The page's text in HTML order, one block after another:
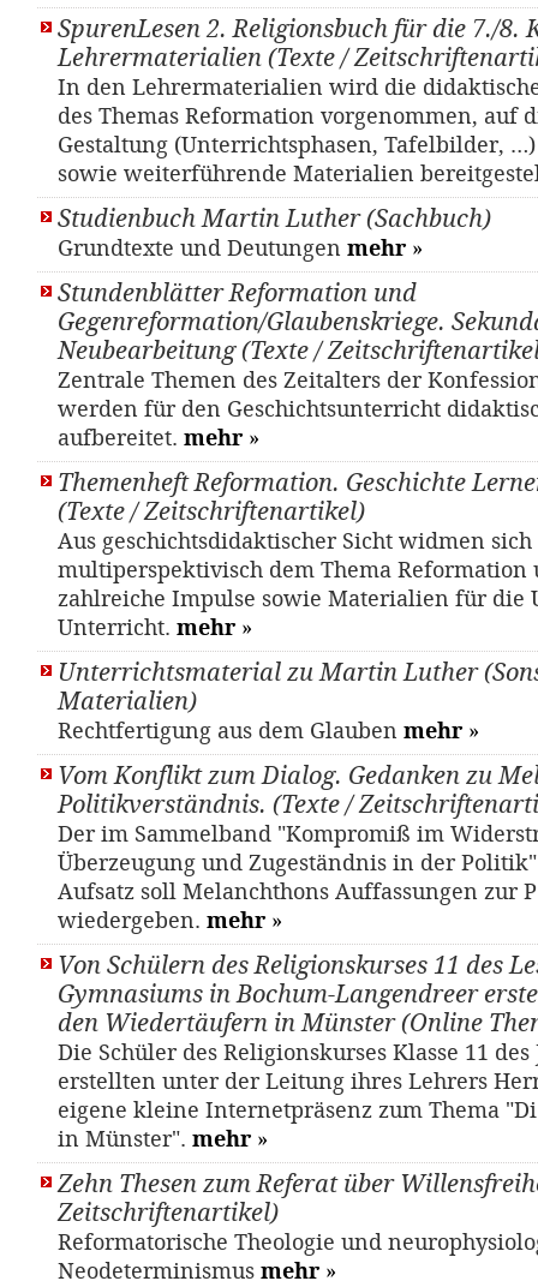
SpurenLesen 2. Religionsbuch für die 7./8.
Lehrermaterialien (Texte /
In den Lehrermaterialien wird die
des Themas Reformation vorgenommen, auf
Gestaltung (Unterrichtsphasen, Tafelbilder,
sowie weiterführende Materialien
Studienbuch Martin Luther (Sachbuch)
Grundtexte und Deutungen mehr »
Stundenblätter Reformation und
Gegenreformation/Glaubenskriege.
Neubearbeitung (Texte /
Zentrale Themen des Zeitalters der
werden für den Geschichtsunterricht
aufbereitet. mehr »
Themenheft Reformation. Geschichte
(Texte / Zeitschriftenartikel)
Aus geschichtsdidaktischer Sicht widmen
multiperspektivisch dem Thema
zahlreiche Impulse sowie Materialien für die
Unterricht. mehr »
Unterrichtsmaterial zu Martin Luther
Materialien)
Rechtfertigung aus dem Glauben mehr »
Vom Konflikt zum Dialog. Gedanken zu
Politikverständnis. (Texte /
Der im Sammelband "Kompromiß im
Überzeugung und Zugeständnis in der
Aufsatz soll Melanchthons Auffassungen zur
wiedergeben. mehr »
Von Schülern des Religionskurses 11 des
Gymnasiums in Bochum-Langendreer
den Wiedertäufern in Münster (Online
Die Schüler des Religionskurses Klasse 11 des
erstellten unter der Leitung ihres Lehrers
eigene kleine Internetpräsenz zum Thema
in Münster". mehr »
Zehn Thesen zum Referat über
Zeitschriftenartikel)
Reformatorische Theologie und
Neodeterminismus mehr »